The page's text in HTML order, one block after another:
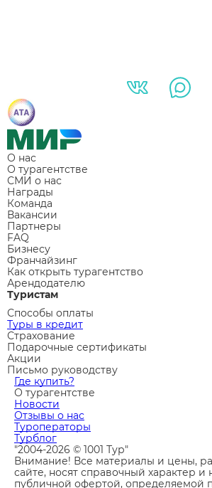
О нас
О турагентстве
СМИ о нас
Награды
Команда
Вакансии
Партнеры
FAQ
Бизнесу
Франчайзинг
Как открыть турагентство
Арендодателю
Туристам
Способы оплаты
Туры в кредит
Страхование
Подарочные сертификаты
Акции
Письмо руководству
Где купить?
О турагентстве
Новости
Отзывы о нас
Туроператоры
Турблог
"2004-2026 © 1001 Тур"
Внимание! Все материалы и цены,
сайте, носят справочный характер и
публичной офертой, определяемой